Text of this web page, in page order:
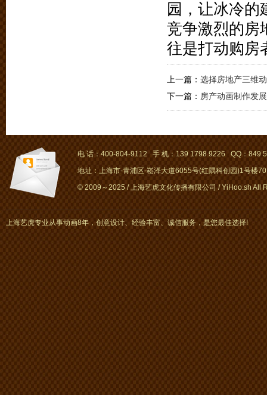
园，让冰冷的
竞争激烈的房
往是打动购房
上一篇： 选择房地产三维
下一篇： 房产动画制作发
电 话：400-804-9112 手 机：139 1798 9226 QQ：849
地址：上海市-青浦区-崧泽大道6055号(红隅科创园)1号楼
© 2009～2025 / 上海艺虎文化传播有限公司 / YiHoo.sh All
上海艺虎专业从事动画8年，创意设计、经验丰富、诚信服务，是您最佳选择!